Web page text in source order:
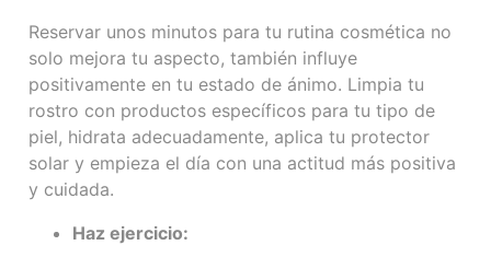
Reservar unos minutos para tu rutina cosmética no
solo mejora tu aspecto, también influye
positivamente en tu estado de ánimo. Limpia tu
rostro con productos específicos para tu tipo de
piel, hidrata adecuadamente, aplica tu protector
solar y empieza el día con una actitud más positiva
y cuidada.
Haz ejercicio: